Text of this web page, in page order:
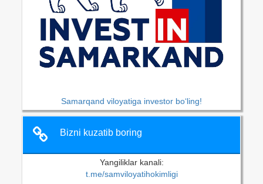
Samarqand viloyatiga investor bo‘ling!
Bizni kuzatib boring
Yangiliklar kanali:
t.me/samviloyatihokimligi